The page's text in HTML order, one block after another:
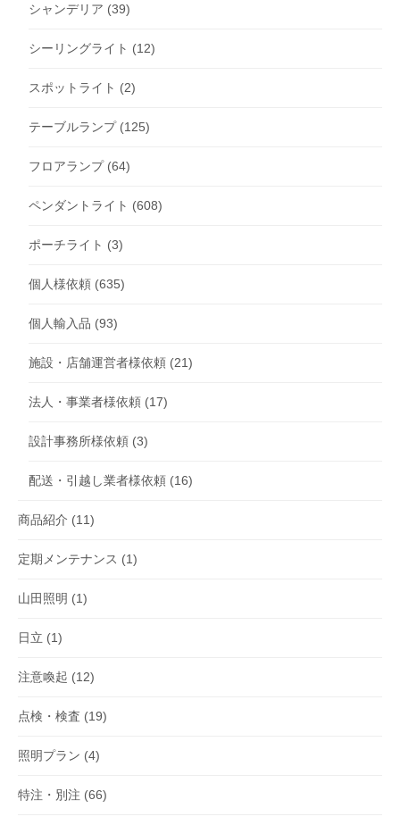
シャンデリア (39)
シーリングライト (12)
スポットライト (2)
テーブルランプ(125)
フロアランプ(64)
ペンダントライト (608)
ポーチライト (3)
個人様依頼 (635)
個人輸入品 (93)
施設・店舗運営者様依頼 (21)
法人・事業者様依頼 (17)
設計事務所様依頼 (3)
配送・引越し業者様依頼 (16)
商品紹介 (11)
定期メンテナンス (1)
山田照明 (1)
日立 (1)
注意喚起 (12)
点検・検査 (19)
照明プラン (4)
特注・別注 (66)